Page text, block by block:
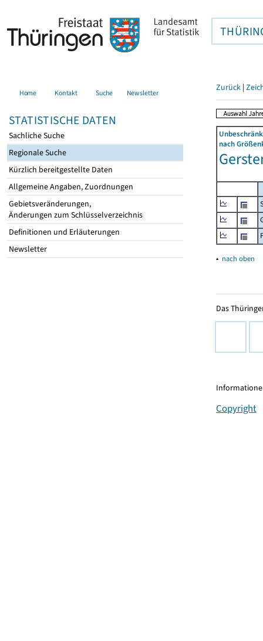
Home Kontakt Suche Newsletter
STATISTISCHE DATEN
Sachliche Suche
Regionale Suche
Kürzlich bereitgestellte Daten
Allgemeine Angaben, Zuordnungen
Gebietsveränderungen,
Änderungen zum Schlüsselverzeichnis
Definitionen und Erläuterungen
Newsletter
Zurück |
nach
▴ nach oben
Das
Copyright